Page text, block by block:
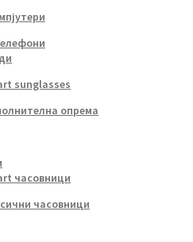
sunglasses
опрема
часовници
часовници